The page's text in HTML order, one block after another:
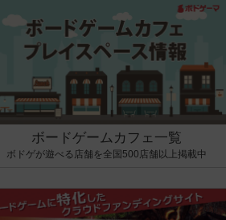
ボードゲームカフェ一覧
ボドゲが遊べる店舗を全国500店舗以上掲載中